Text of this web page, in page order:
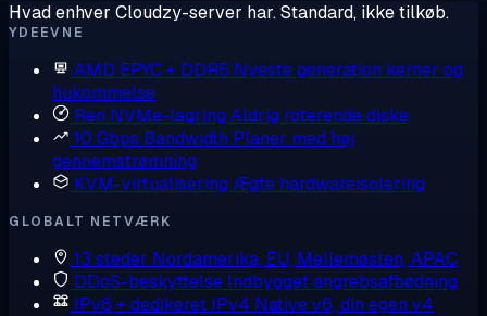
Hvad enhver Cloudzy-server har. Standard, ikke tilkøb.
YDEEVNE
AMD EPYC + DDR5 Nyeste generation kerner og
hukommelse
Ren NVMe-lagring Aldrig roterende diske
10 Gbps Bandwidth Planer med høj
gennemstrømning
KVM-virtualisering Ægte hardwareisolering
GLOBALT NETVÆRK
13 steder Nordamerika, EU, Mellemøsten, APAC
DDoS-beskyttelse Indbygget angrebsafbødning
IPv6 + dedikeret IPv4 Native v6, din egen v4